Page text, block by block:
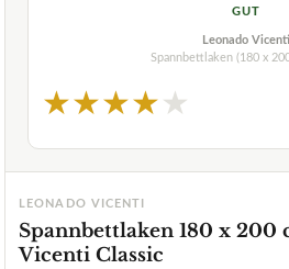
GUT
Leonado Vicenti
Spannbettlaken (180 x
★★★★★
LEONADO VICENTI
Spannbettlaken 180 x 200
Vicenti Classic